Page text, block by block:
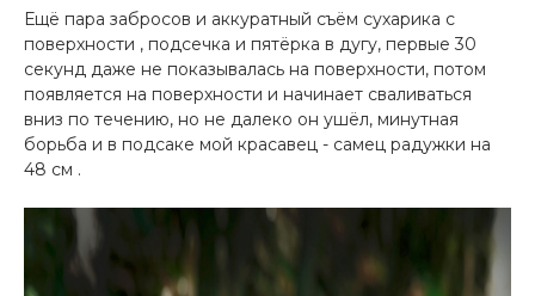
Ещё пара забросов и аккуратный съём сухарика с
поверхности , подсечка и пятёрка в дугу, первые 30
секунд даже не показывалась на поверхности, потом
появляется на поверхности и начинает сваливаться
вниз по течению, но не далеко он ушёл, минутная
борьба и в подсаке мой красавец - самец радужки на
48 см .